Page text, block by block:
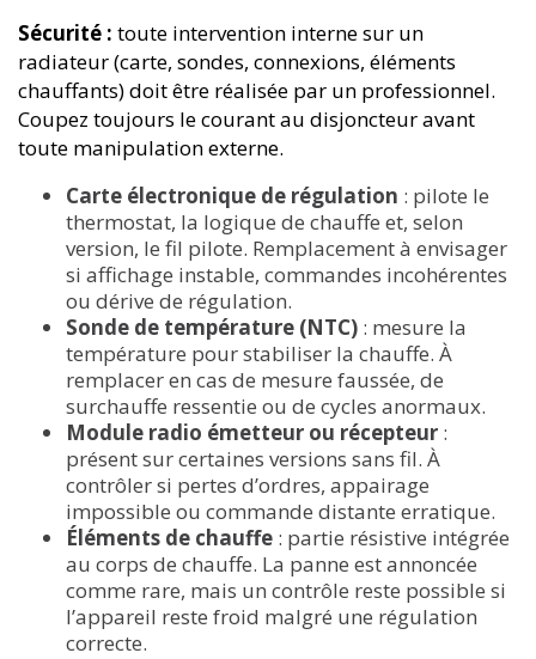
Sécurité : toute intervention interne sur un
radiateur (carte, sondes, connexions, éléments
chauffants) doit être réalisée par un professionnel.
Coupez toujours le courant au disjoncteur avant
toute manipulation externe.
Carte électronique de régulation : pilote le
thermostat, la logique de chauffe et, selon
version, le fil pilote. Remplacement à envisager
si affichage instable, commandes incohérentes
ou dérive de régulation.
Sonde de température (NTC) : mesure la
température pour stabiliser la chauffe. À
remplacer en cas de mesure faussée, de
surchauffe ressentie ou de cycles anormaux.
Module radio émetteur ou récepteur :
présent sur certaines versions sans fil. À
contrôler si pertes d’ordres, appairage
impossible ou commande distante erratique.
Éléments de chauffe : partie résistive intégrée
au corps de chauffe. La panne est annoncée
comme rare, mais un contrôle reste possible si
l’appareil reste froid malgré une régulation
correcte.